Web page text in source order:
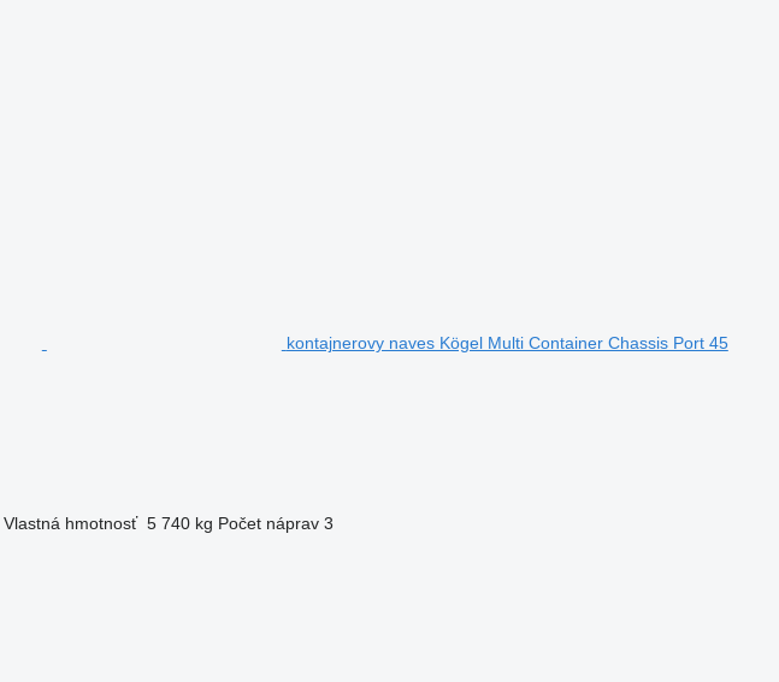
kontajnerovy naves Kögel Multi Container Chassis Port 45
Vlastná hmotnosť 5 740 kg Počet náprav 3